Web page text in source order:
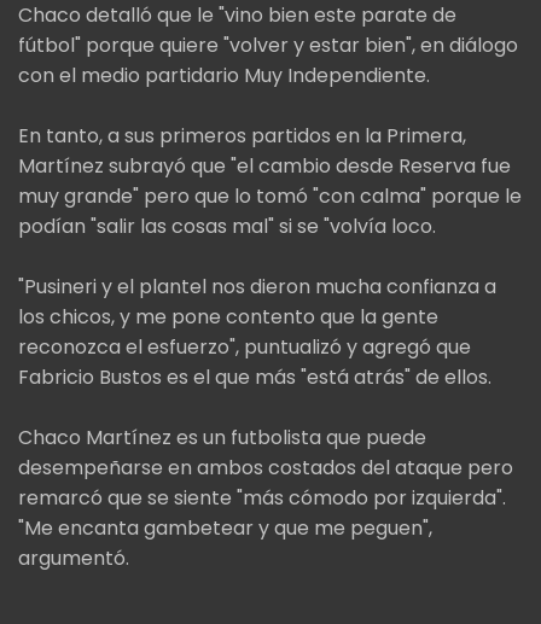
Chaco detalló que le "vino bien este parate de
fútbol" porque quiere "volver y estar bien", en diálogo
con el medio partidario Muy Independiente.
En tanto, a sus primeros partidos en la Primera,
Martínez subrayó que "el cambio desde Reserva fue
muy grande" pero que lo tomó "con calma" porque le
podían "salir las cosas mal" si se "volvía loco.
"Pusineri y el plantel nos dieron mucha confianza a
los chicos, y me pone contento que la gente
reconozca el esfuerzo", puntualizó y agregó que
Fabricio Bustos es el que más "está atrás" de ellos.
Chaco Martínez es un futbolista que puede
desempeñarse en ambos costados del ataque pero
remarcó que se siente "más cómodo por izquierda".
"Me encanta gambetear y que me peguen",
argumentó.